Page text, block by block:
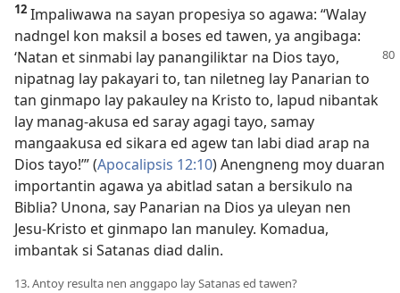
12 Impaliwawa na sayan propesiya so agawa: “Walay
nadngel kon maksil a boses ed tawen, ya angibaga:
‘Natan etsinmabi lay panangiliktar na Dios tayo,
nipatnag lay pakayari to, tan niletneg lay Panarian to
tan ginmapo lay pakauley na Kristo to, lapud nibantak
lay manag-akusa ed saray agagi tayo, samay
mangaakusa ed sikara ed agew tan labi diad arap na
Dios tayo!’” (Apocalipsis 12:10) Anengneng moy duaran
importantin agawa ya abitlad satan a bersikulo na
Biblia? Unona, say Panarian na Dios ya uleyan nen
Jesu-Kristo et ginmapo lan manuley. Komadua,
imbantak si Satanas diad dalin.
13. Antoy resulta nen anggapo lay Satanas ed tawen?